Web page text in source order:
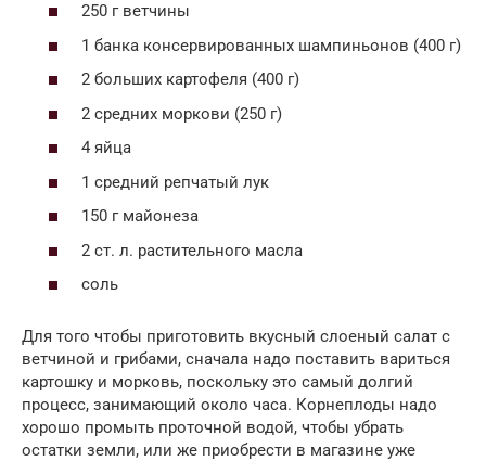
250 г ветчины
1 банка консервированных шампиньонов (400 г)
2 больших картофеля (400 г)
2 средних моркови (250 г)
4 яйца
1 средний репчатый лук
150 г майонеза
2 ст. л. растительного масла
соль
Для того чтобы приготовить вкусный слоеный салат с
ветчиной и грибами, сначала надо поставить вариться
картошку и морковь, поскольку это самый долгий
процесс, занимающий около часа. Корнеплоды надо
хорошо промыть проточной водой, чтобы убрать
остатки земли, или же приобрести в магазине уже